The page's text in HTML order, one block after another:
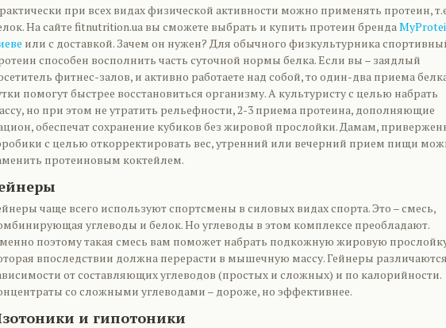
при всех видах физической активности можно применять протеин,
На сайте fitnutrition.ua вы сможете выбрать и купить протеин бренда
или с доставкой. Зачем он нужен? Для обычного физкультурника
способен восполнить часть суточной нормы белка. Если вы – заядлый
фитнес-залов, и активно работаете над собой, то один-два приема
помогут быстрее восстановиться организму. А культуристу с целью набрать
но при этом не утратить рельефности, 2-3 приема протеина, дополняющие
обеспечат сохранение кубиков без жировой прослойки. Дамам,
с целью откорректировать вес, утренний или вечерний прием пищи
протеиновым коктейлем.
чаще всего используют спортсмены в силовых видах спорта. Это – смесь,
углеводы и белок. Но углеводы в этом комплексе преобладают.
поэтому такая смесь вам поможет набрать подкожную жировую
впоследствии должна перерасти в мышечную массу. Гейнеры
от составляющих углеводов (простых и сложных) и по калорийности.
со сложными углеводами – дороже, но эффективнее.
и гипотоники